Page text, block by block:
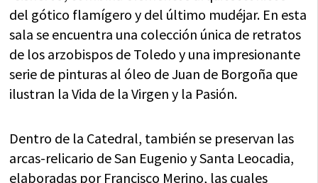
del gótico flamígero y del último mudéjar. En esta
sala se encuentra una colección única de retratos
de los arzobispos de Toledo y una impresionante
serie de pinturas al óleo de Juan de Borgoña que
ilustran la Vida de la Virgen y la Pasión.
Dentro de la Catedral, también se preservan las
arcas-relicario de San Eugenio y Santa Leocadia,
elaboradas por Francisco Merino, las cuales